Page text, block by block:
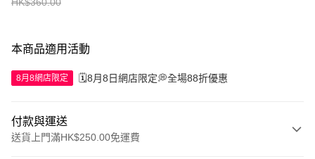
本商品適用活動
8月8網店限定 🗓️8月8日網店限定💭全場88折優惠
付款與運送
送貨上門滿HK$250.00免運費